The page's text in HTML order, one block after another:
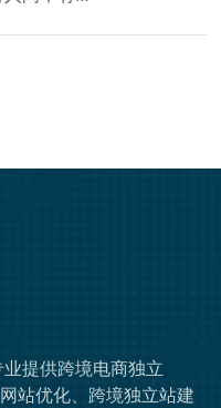
提供跨境电商独立
站优化、跨境独立站建